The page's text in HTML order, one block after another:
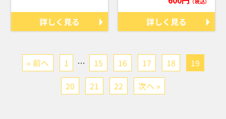
詳しく見る
（税込）
詳しく見る
« 前へ 1 … 15 16 17 18
19
20
21 22 次へ »